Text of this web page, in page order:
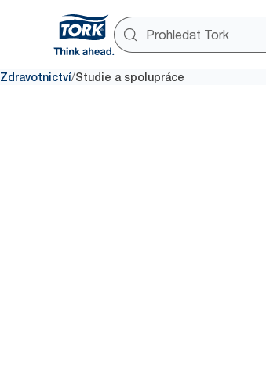
Zdravotnictví/Studie a spolupráce